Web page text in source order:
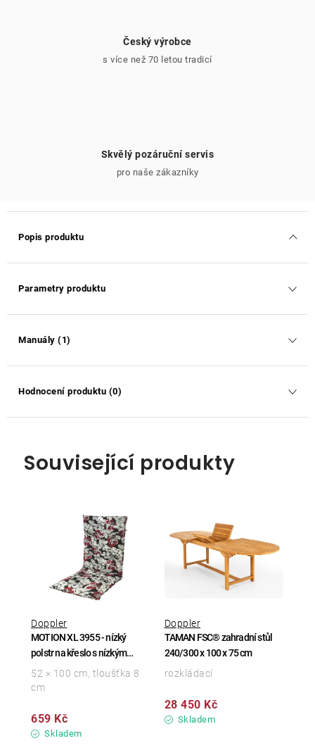
Český výrobce
s více než 70 letou tradicí
Skvělý pozáruční servis
pro naše zákazníky
Popis produktu
Parametry produktu
Manuály (1)
Hodnocení produktu (0)
Související produkty
MOTION XL 3955 - nízký
polstr na křeslo s nízkým
opěradlem
Doppler
Skladem
659 Kč
52 × 100 cm, tloušťka 8
cm
TAMAN FSC® zahradní stůl
240/300 x 100 x 75 cm
Doppler
Skladem
28 450 Kč
rozkládací